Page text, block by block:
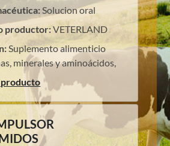
Solucion oral
productor:VETERLAND
Suplemento alimenticio
minerales y aminoácidos,